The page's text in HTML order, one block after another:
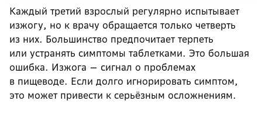
Каждый третий взрослый регулярно испытывает
изжогу, но к врачу обращается только четверть
из них. Большинство предпочитает терпеть
или устранять симптомы таблетками. Это большая
ошибка. Изжога — сигнал о проблемах
в пищеводе. Если долго игнорировать симптом,
это может привести к серьёзным осложнениям.